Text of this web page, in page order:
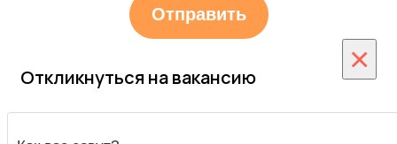
×
Откликнуться на вакансию